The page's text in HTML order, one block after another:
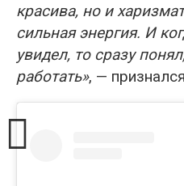
красива, но и
сильная энергия. И
увидел, то сразу
работать», —